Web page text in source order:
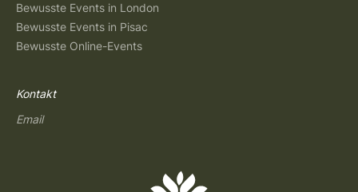
Bewusste Events in London
Bewusste Events in Pisac
Bewusste Online-Events
Kontakt
Email